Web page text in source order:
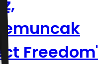
Freedom'